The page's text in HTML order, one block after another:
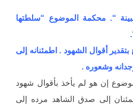
“. محكمة الموضوع “سلطتها
أقوال الشهود . اطمئنانه إلى
وشعوره .
إن هو لم يأخذ بأقوال شهود
إلى صدق الشاهد مرده إلى